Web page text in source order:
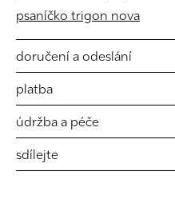
psaníčko trigon nova
doručení a odeslání
platba
údržba a péče
sdílejte